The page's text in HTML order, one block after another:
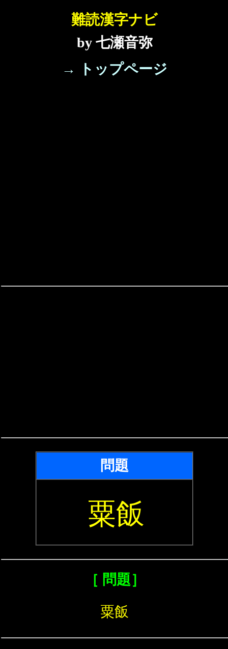
難読漢字ナビ
by 七瀬音弥
→ トップページ
問題
粟飯
［ 問題］
粟飯